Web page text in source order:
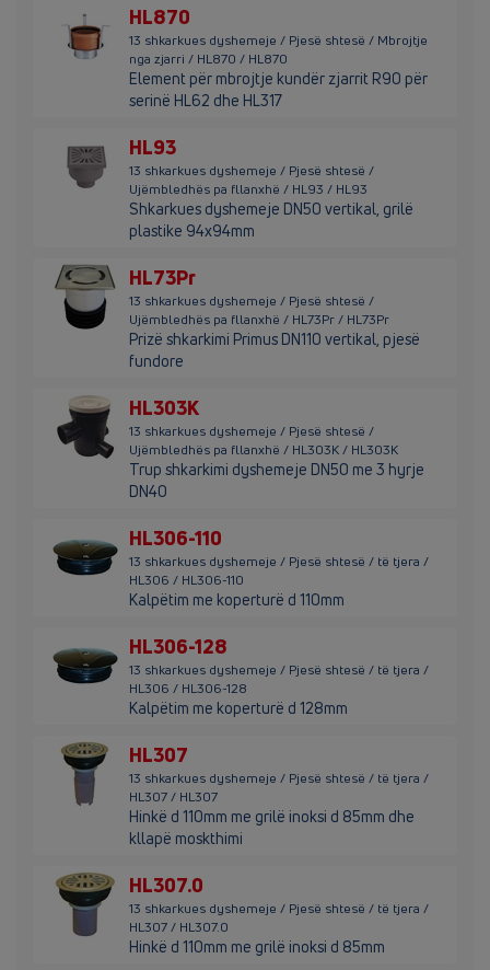
HL870
13 shkarkues dyshemeje / Pjesë shtesë / Mbrojtje
nga zjarri / HL870 / HL870
Element për mbrojtje kundër zjarrit R90 për
serinë HL62 dhe HL317
HL93
13 shkarkues dyshemeje / Pjesë shtesë /
Ujëmbledhës pa fllanxhë / HL93 / HL93
Shkarkues dyshemeje DN50 vertikal, grilë
plastike 94x94mm
HL73Pr
13 shkarkues dyshemeje / Pjesë shtesë /
Ujëmbledhës pa fllanxhë / HL73Pr / HL73Pr
Prizë shkarkimi Primus DN110 vertikal, pjesë
fundore
HL303K
13 shkarkues dyshemeje / Pjesë shtesë /
Ujëmbledhës pa fllanxhë / HL303K / HL303K
Trup shkarkimi dyshemeje DN50 me 3 hyrje
DN40
HL306-110
13 shkarkues dyshemeje / Pjesë shtesë / të tjera /
HL306 / HL306-110
Kalpëtim me koperturë d 110mm
HL306-128
13 shkarkues dyshemeje / Pjesë shtesë / të tjera /
HL306 / HL306-128
Kalpëtim me koperturë d 128mm
HL307
13 shkarkues dyshemeje / Pjesë shtesë / të tjera /
HL307 / HL307
Hinkë d 110mm me grilë inoksi d 85mm dhe
kllapë moskthimi
HL307.0
13 shkarkues dyshemeje / Pjesë shtesë / të tjera /
HL307 / HL307.0
Hinkë d 110mm me grilë inoksi d 85mm